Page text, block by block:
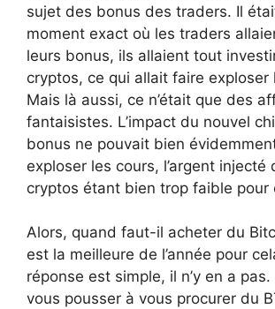
sujet des bonus des traders. Il
moment exact où les traders
leurs bonus, ils allaient tout
cryptos, ce qui allait faire exploser
Mais là aussi, ce n’était que des
fantaisistes. L’impact du nouvel
bonus ne pouvait bien
exploser les cours, l’argent injecté
cryptos étant bien trop faible pour
Alors, quand faut-il acheter du
est la meilleure de l’année pour
réponse est simple, il n’y en a
vous pousser à vous procurer du